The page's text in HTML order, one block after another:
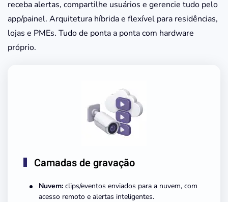
receba alertas, compartilhe usuários e gerencie tudo pelo
app/painel. Arquitetura híbrida e flexível para residências,
lojas e PMEs. Tudo de ponta a ponta com hardware
próprio.
Camadas de gravação
Nuvem: clips/eventos enviados para a nuvem, com
acesso remoto e alertas inteligentes.